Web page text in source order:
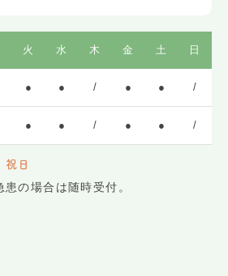
火 水 木 金 土 日
● ● / ● ● /
● ● / ● ● /
祝日
の場合は随時受付。